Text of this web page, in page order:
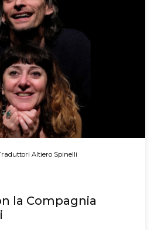
Altiero Spinelli
la Compagnia